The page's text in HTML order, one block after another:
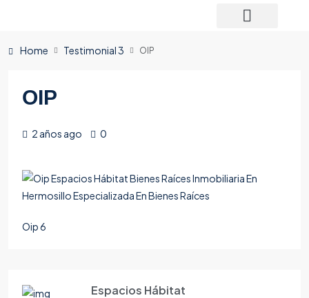
Home Testimonial 3 OIP
OIP
2 años ago 0
Oip 6
Espacios Hábitat